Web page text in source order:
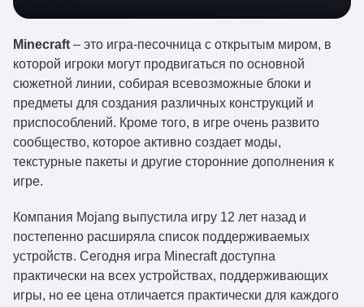
Minecraft – это игра-песочница с открытым миром, в
которой игроки могут продвигаться по основной
сюжетной линии, собирая всевозможные блоки и
предметы для создания различных конструкций и
приспособлений. Кроме того, в игре очень развито
сообщество, которое активно создает моды,
текстурные пакеты и другие сторонние дополнения к
игре.
Компания Mojang выпустила игру 12 лет назад и
постепенно расширяла список поддерживаемых
устройств. Сегодня игра Minecraft доступна
практически на всех устройствах, поддерживающих
игры, но ее цена отличается практически для каждого